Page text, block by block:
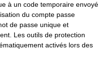
à un code temporaire envoyé
du compte passe
de passe unique et
Les outils de protection
activés lors des